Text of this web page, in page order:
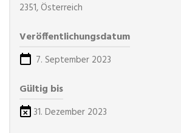
2351, Österreich
Veröffentlichungsdatum
7. September 2023
Gültig bis
31. Dezember 2023